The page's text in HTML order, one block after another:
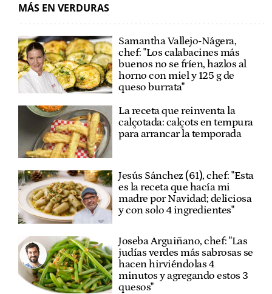
MÁS EN VERDURAS
Samantha Vallejo-Nágera,
chef: "Los calabacines más
buenos no se fríen, hazlos al
horno con miel y 125 g de
queso burrata"
La receta que reinventa la
calçotada: calçots en tempura
para arrancar la temporada
Jesús Sánchez (61), chef: "Esta
es la receta que hacía mi
madre por Navidad; deliciosa
y con solo 4 ingredientes"
Joseba Arguiñano, chef: "Las
judías verdes más sabrosas se
hacen hirviéndolas 4
minutos y agregando estos 3
quesos"